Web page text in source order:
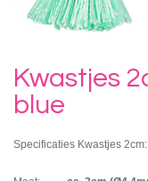
Kwastjes
blue
Specificaties Kwastjes